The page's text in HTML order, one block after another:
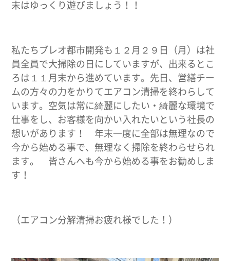
末はゆっくり遊びましょう！！
私たちブレオ都市開発も１２月２９日（月）は社
員全員で大掃除の日にしていますが、出来るとこ
ろは１１月末から進めています。先日、営繕チー
ムの方々の力をかりてエアコン清掃を終わらして
います。空気は常に綺麗にしたい・綺麗な環境で
仕事をし、お客様を向かい入れたいという社長の
想いがあります！ 年末一度に全部は無理なので
今から始める事で、無理なく掃除を終わらせられ
ます。 皆さんへも今から始める事をお勧めしま
す！
（エアコン分解清掃お疲れ様でした！）